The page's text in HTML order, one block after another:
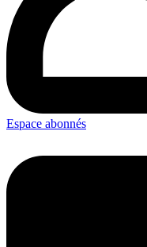
Espace abonnés